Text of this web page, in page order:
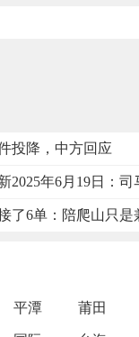
投降，中方回应
2025年6月19日：司
了6单：陪爬山只是
平潭 莆田